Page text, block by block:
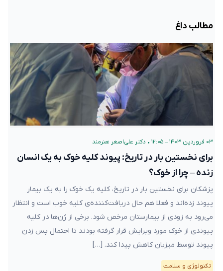
مطالب داغ
۰۳ فروردین ۱۴۰۳ – ۱۲:۰۵ • دکتر علی‌اصغر هنرمند
برای نخستین بار در تاریخ: پیوند کلیه خوک به یک انسان
زنده – چرا از خوک؟
پزشکان برای نخستین بار در تاریخ، کلیه یک خوک را به یک بیمار
پیوند زده‌اند و فعلا هم حال دریافت‌کننده‌ی کلیه خوب است و انتظار
می‌رود به زودی از بیمارستان مرخص شود. برخی از ژن‌ها در کلیه
پیوندی از خوک مورد ویرایش قرار گرفته بودند تا احتمال پس زدن
پیوند توسط میزبان کاهش پیدا کند. […]
تکنولوژی و سلامت